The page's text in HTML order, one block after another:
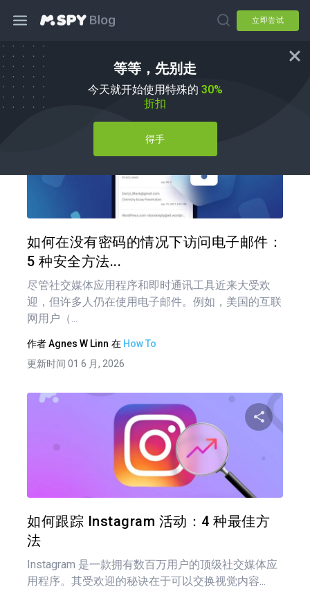
立即尝试
等等，先别走
今天就开始使用特殊的 30%
折扣
得手
如何
如何在没有密码的情况下访问电子邮件：
5 种安全方法...
尽管社交媒体应用程序和即时通讯工具近来大受欢
迎，但许多人仍在使用电子邮件。例如，美国的互联
网用户（...
作者Agnes W Linn 在 How To
更新时间 01 6 月, 2026
如何跟踪 Instagram 活动：4 种最佳方
法
Instagram 是一款拥有数百万用户的顶级社交媒体应
用程序。其受欢迎的秘诀在于可以交换视觉内容...